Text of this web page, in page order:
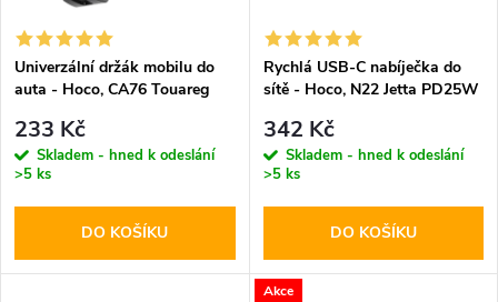
í
p
r
o
d
s
p
r
o
d
Univerzální držák mobilu do
auta - Hoco, CA76 Touareg
233 Kč
Skladem - hned k odeslání
>5 ks
DO KOŠÍKU
Rychlá USB-C nabíječka do
sítě - Hoco, N22 Jetta PD25W
342 Kč
Skladem - hned k odeslání
>5 ks
DO KOŠÍKU
Akce